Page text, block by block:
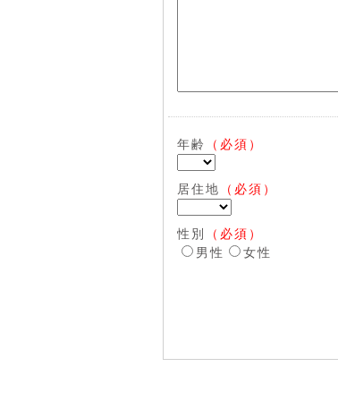
年齢 （必須）
居住地 （必須）
性別
（必須）
男性
女性